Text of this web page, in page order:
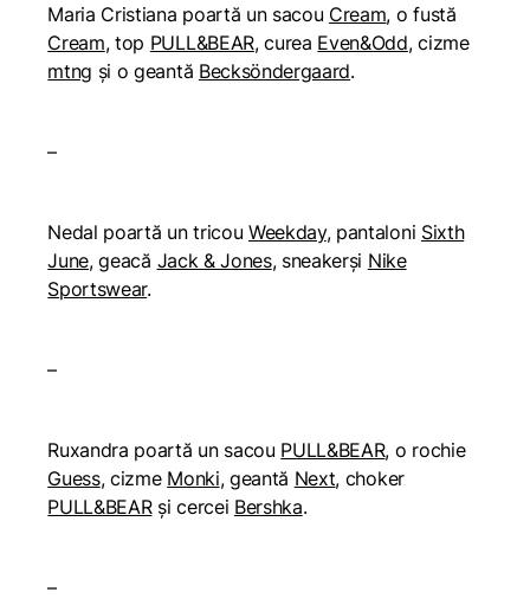
Maria Cristiana poartă un sacou Cream, o fustă
Cream, top PULL&BEAR, curea Even&Odd, cizme
mtng și o geantă Becksöndergaard.
–
Nedal poartă un tricou Weekday, pantaloni Sixth
June, geacă Jack & Jones, sneakerși Nike
Sportswear.
–
Ruxandra poartă un sacou PULL&BEAR, o rochie
Guess, cizme Monki, geantă Next, choker
PULL&BEARși cercei Bershka.
–